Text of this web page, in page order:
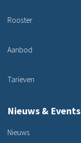
Rooster
Aanbod
Tarieven
Nieuws & Events
Nieuws